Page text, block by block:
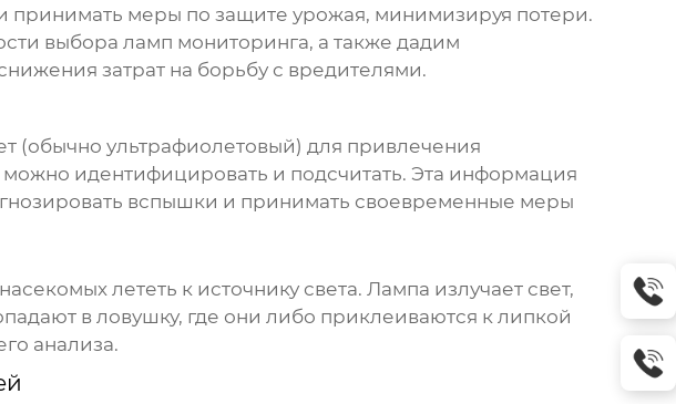
принимать меры по защите урожая, минимизируя потери.
выбора ламп мониторинга, а также дадим
затрат на борьбу с вредителями.
(обычно ультрафиолетовый) для привлечения
идентифицировать и подсчитать. Эта информация
вспышки и принимать своевременные меры
лететь к источнику света. Лампа излучает свет,
в ловушку, где они либо приклеиваются к липкой
анализа.